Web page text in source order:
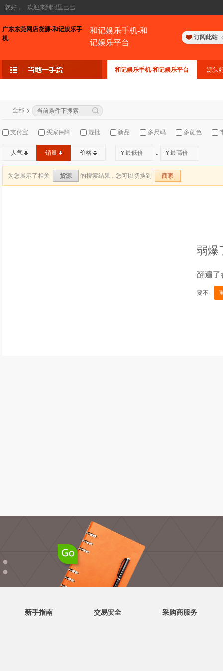
您好， 欢迎来到阿里巴巴
广东东莞网店货源-和记娱乐手
机
和记娱乐手机-和
记娱乐平台
订阅此站
和记娱乐手机-和记娱乐平台 源头
全部
支付宝 买家保障 混批 新品 多尺码 多颜色
人气 销量 价格 ¥ - ¥
为您展示了相关 货源 的搜索结果，您可以切换到 商家
弱爆
翻遍了
要不
●
●
新手指南 交易安全 采购商服务